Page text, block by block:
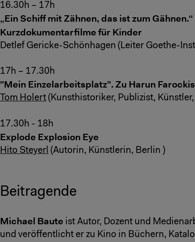
16.30h – 17h
„Ein Schiff mit Zähnen, das ist zum
Kurzdokumentarfilme für Kinder
Detlef Gericke-Schönhagen (Leiter Goethe-
17h – 17.30h
"Mein Einzelarbeitsplatz". Zu Harun
Tom Holert (Kunsthistoriker, Publizist,
17.30h - 18h
Explode Explosion Eye
Hito Steyerl (Autorin, Künstlerin, Berlin )
Beitragende
Michael Baute ist Autor, Dozent und
und veröffentlicht er zu Kino in Büchern,